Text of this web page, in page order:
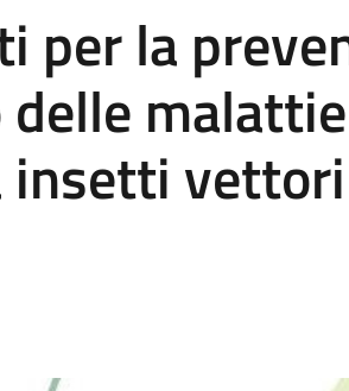
per la
malattie
insetti vettori